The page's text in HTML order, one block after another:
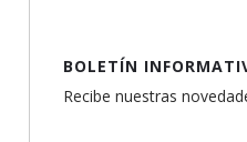
BOLETÍN
Recibe nuestras